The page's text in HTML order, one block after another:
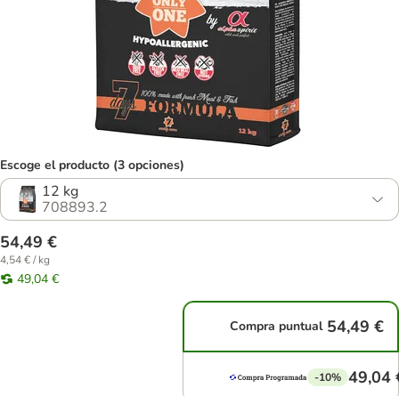
Escoge el producto (3 opciones)
12 kg
708893.2
54,49 €
4,54 € / kg
49,04 €
Compra puntual 54,49 €
-10% 49,04